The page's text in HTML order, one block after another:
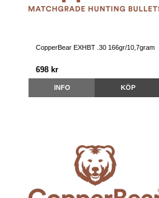
CopperBear EXHBT .30 166gr/10,7gram
698 kr
INFO KÖP